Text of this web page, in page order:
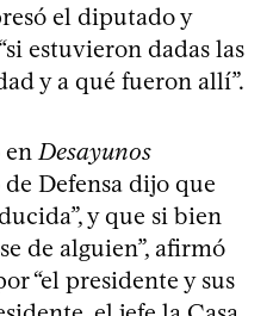
el diputado y
estuvieron dadas las
y a qué fueron allí”.
Desayunos
Defensa dijo que
y que si bien
de alguien”, afirmó
“el presidente y sus